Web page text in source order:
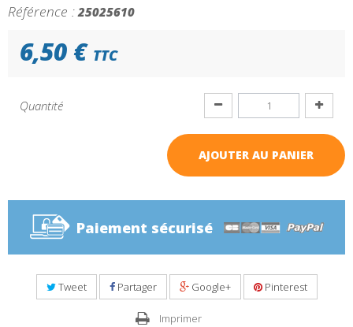
Référence : 25025610
6,50 € TTC
Quantité
AJOUTER AU PANIER
Paiement sécurisé
Tweet Partager Google+ Pinterest
Imprimer